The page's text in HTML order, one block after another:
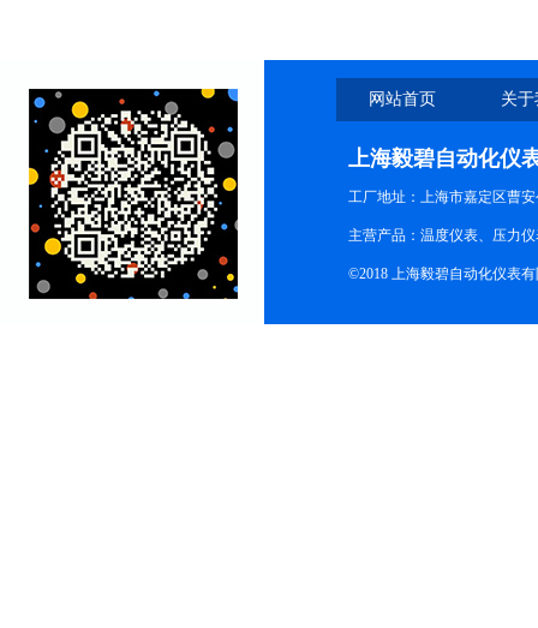
网站首页 关
上海毅碧自动化仪
工厂地址：上海市嘉定区曹安
主营产品：温度仪表、压力
©2018 上海毅碧自动化仪表